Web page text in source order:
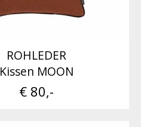
ROHLEDER
Kissen MOON
€ 80,-